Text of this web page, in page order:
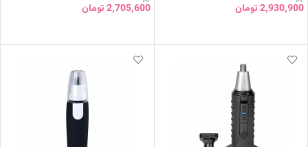
2,930,900تومان 2,705,600تومان